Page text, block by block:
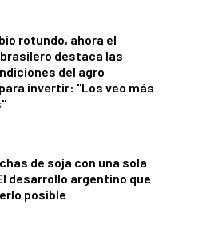
rotundo, ahora el
destaca las
del agro
invertir: "Los veo más
de soja con una sola
desarrollo argentino que
posible